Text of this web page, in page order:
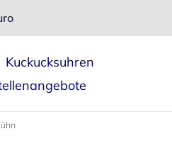
Kuckucksuhren